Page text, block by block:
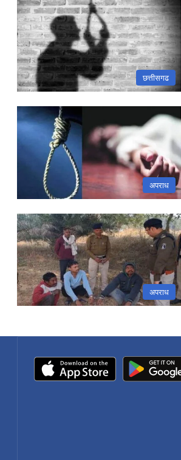
छत्तीसगढ
अपराध
अपराध